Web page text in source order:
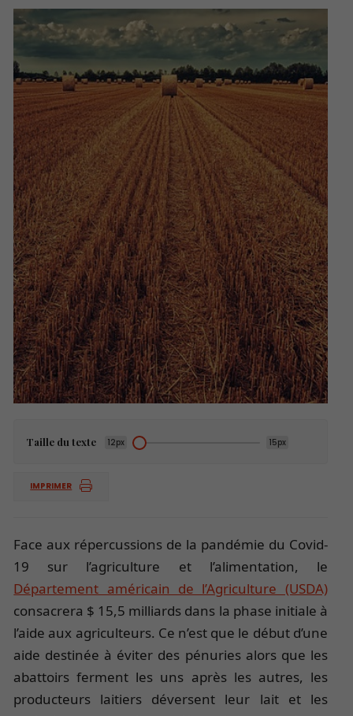
Taille du texte 12px 15px
IMPRIMER
Face aux répercussions de la pandémie du Covid-
19 sur l’agriculture et l’alimentation, le
Département américain de l’Agriculture (USDA)
consacrera $ 15,5 milliards dans la phase initiale à
l’aide aux agriculteurs. Ce n’est que le début d’une
aide destinée à éviter des pénuries alors que les
abattoirs ferment les uns après les autres, les
producteurs laitiers déversent leur lait et les